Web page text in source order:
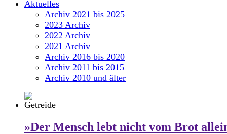
Aktuelles
Archiv 2021 bis 2025
2023 Archiv
2022 Archiv
2021 Archiv
Archiv 2016 bis 2020
Archiv 2011 bis 2015
Archiv 2010 und älter
»Der Mensch lebt nicht vom Brot